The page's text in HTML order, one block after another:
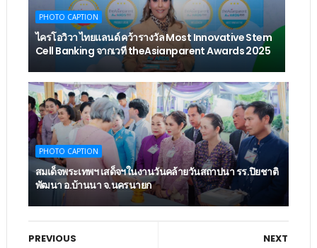
PHOTO CAPTION
ไครโอวิวา ไทยแลนด์ คว้ารางวัล Most Innovative Stem
Cell Banking จากเวที theAsianparent Awards 2025
PHOTO CAPTION
สมเด็จพระเทพฯ เสด็จฯในงานวันคล้ายวันสถาปนา รร.ปิยชาติ
พัฒนา อ.บ้านนา จ.นครนายก
NEXT
PREVIOUS